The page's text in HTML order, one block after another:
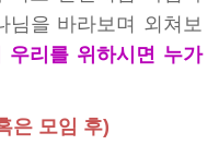
님을 바라보며 외쳐보
우리를 위하시면 누가
은 모임 후)